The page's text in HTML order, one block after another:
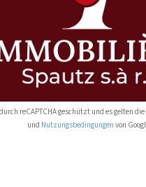
reCAPTCHA geschützt und es gelten die
und Nutzungsbedingungen von